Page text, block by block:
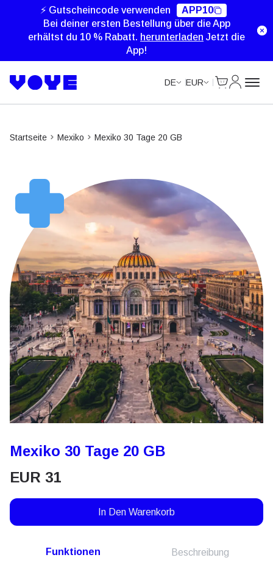
⚡ Gutscheincode verwenden
APP10
Bei deiner ersten Bestellung über die App
erhältst du 10 % Rabatt. herunterladen Jetzt die
App!
DE EUR
Startseite Mexiko Mexiko 30 Tage 20 GB
Mexiko 30 Tage 20 GB
EUR 31
In Den Warenkorb
Funktionen Beschreibung
Unlimited Data